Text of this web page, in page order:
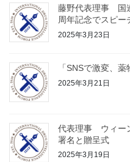
藤野代表理事 国
周年記念でスピー
2025年3月23日
「SNSで激変、薬
2025年3月21日
代表理事 ウィー
署名と贈呈式
2025年3月19日